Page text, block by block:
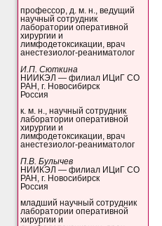
профессор, д. м. н., ведущий
научный сотрудник
лаборатории оперативной
хирургии и
лимфодетоксикации, врач
анестезиолог-реаниматолог
И.П. Сюткина
НИИКЭЛ — филиал ИЦиГ СО
РАН, г. Новосибирск
Россия
к. м. н., научный сотрудник
лаборатории оперативной
хирургии и
лимфодетоксикации, врач
анестезиолог-реаниматолог
П.В. Булычев
НИИКЭЛ — филиал ИЦиГ СО
РАН, г. Новосибирск
Россия
младший научный сотрудник
лаборатории оперативной
хирургии и